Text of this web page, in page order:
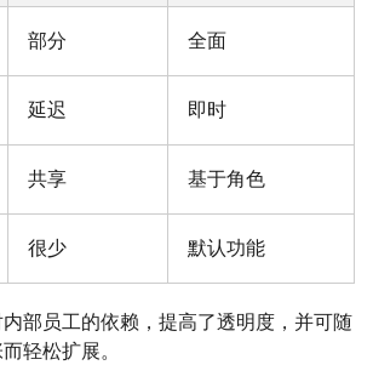
部分 全面
延迟 即时
共享 基于角色
很少 默认功能
部员工的依赖，提高了透明度，并可随
轻松扩展。